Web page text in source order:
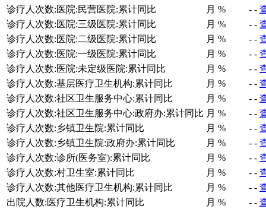
诊疗人次数:医院:民营医院:累计同比
月 % - -
诊疗人次数:医院:三级医院:累计同比
月 % - -
诊疗人次数:医院:二级医院:累计同比
月 % - -
诊疗人次数:医院:一级医院:累计同比
月 % - -
诊疗人次数:医院:未定级医院:累计同比
月 % - -
诊疗人次数:基层医疗卫生机构:累计同比
月 % - -
诊疗人次数:社区卫生服务中心:累计同比
月 % - -
诊疗人次数:社区卫生服务中心:政府办:累计同比 月 % - -
诊疗人次数:乡镇卫生院:累计同比
月 % - -
诊疗人次数:乡镇卫生院:政府办:累计同比
月 % - -
诊疗人次数:诊所(医务室):累计同比
月 % - -
诊疗人次数:村卫生室:累计同比
月 % - -
诊疗人次数:其他医疗卫生机构:累计同比
月 % - -
出院人数:医疗卫生机构:累计同比
月 % - -